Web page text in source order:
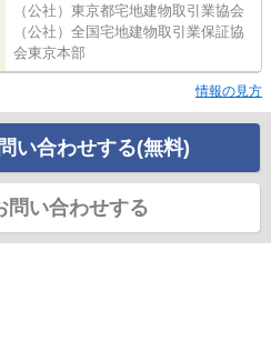
（公社）東京都宅地建物取引業協会
（公社）全国宅地建物取引業保証協
会東京本部
情報の見方
い合わせする(無料)
問い合わせする